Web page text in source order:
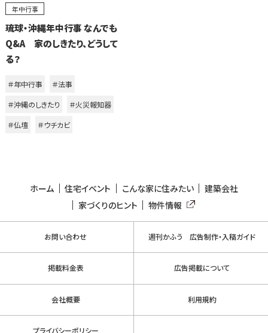
年中行事
琉球・沖縄年中行事 なんでも
Q&A 家のしきたり、どうして
る？
＃年中行事
＃法事
＃沖縄のしきたり
＃火災報知器
＃仏壇
＃ウチカビ
ホーム 住宅イベント こんな家に住みたい
建築会社
家づくりのヒント
物件情報
お問い合わせ 週刊かふう 広告制作・入稿ガイド
掲載料金表 広告掲載について
会社概要 利用規約
プライバシーポリシー